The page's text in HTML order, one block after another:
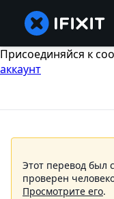
Присоединяйся к
аккаунт
Этот перевод был
проверен
Просмотрите его.